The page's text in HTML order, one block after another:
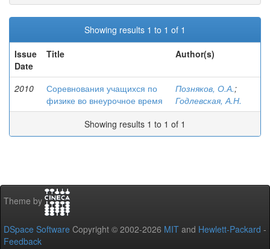
Showing results 1 to 1 of 1
Issue
Date
Title Author(s)
2010
Соревнования учащихся по
физике во внеурочное время
Позняков, О.А.;
Годлевская, А.Н.
Showing results 1 to 1 of 1
Theme by
DSpace Software Copyright © 2002-2026 MIT and Hewlett-Packard -
Feedback